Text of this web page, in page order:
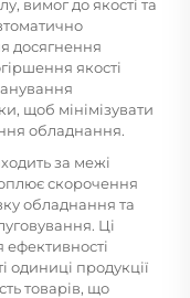
вимог до якості та
досягнення
якості
щоб мінімізувати
обладнання.
за межі
скорочення
обладнання та
Ці
одиниці продукції
товарів, що